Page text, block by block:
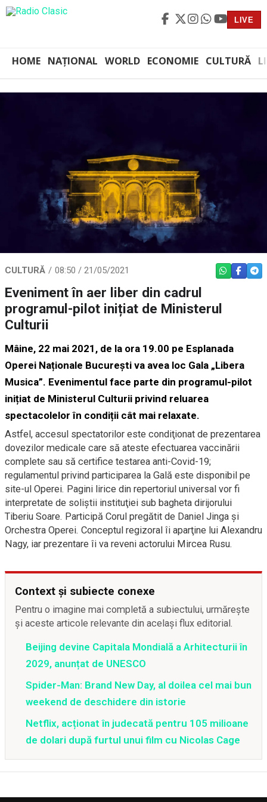
LIVE
HOME NAȚIONAL WORLD ECONOMIE CULTURĂ
CULTURĂ 08:50 / 21/05/2021 WHATSAPP
Eveniment în aer liber din cadrul
programul-pilot inițiat de Ministerul
Culturii
Mâine, 22 mai 2021, de la ora 19.00 pe Esplanada
Operei Naționale București va avea loc Gala „Libera
Musica”. Evenimentul face parte din programul-pilot
inițiat de Ministerul Culturii privind reluarea
spectacolelor în condiții cât mai relaxate.
Astfel, accesul spectatorilor este condiţionat de prezentarea
dovezilor medicale care să ateste efectuarea vaccinării
complete sau să certifice testarea anti-Covid-19;
regulamentul privind participarea la Gală este disponibil pe
site-ul Operei. Pagini lirice din repertoriul universal vor fi
interpretate de soliştii instituţiei sub bagheta dirijorului
Tiberiu Soare. Participă Corul pregătit de Daniel Jinga şi
Orchestra Operei. Conceptul regizoral îi aparţine lui Alexandru
Nagy, iar prezentare îi va reveni actorului Mircea Rusu.
Context și subiecte conexe
Pentru o imagine mai completă a subiectului, urmărește
și aceste articole relevante din același flux editorial.
Beijing devine Capitala Mondială a Arhitecturii în
2029, anunțat de UNESCO
Spider-Man: Brand New Day, al doilea cel mai bun
weekend de deschidere din istorie
Netflix, acționat în judecată pentru 105 milioane
de dolari după furtul unui film cu Nicolas Cage